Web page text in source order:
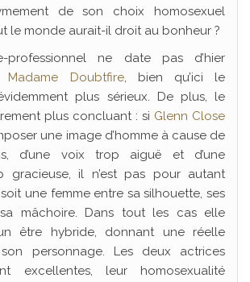
de son choix homosexuel
le monde aurait-il droit au bonheur ?
professionnel ne date pas d’hier
Madame Doubtfire, bien qu’ici le
plus sérieux. De plus, le
plus concluant : si Glenn Close
une image d’homme à cause de
d’une voix trop aiguë et d’une
gracieuse, il n’est pas pour autant
une femme entre sa silhouette, ses
mâchoire. Dans tout les cas elle
être hybride, donnant une réelle
personnage. Les deux actrices
excellentes, leur homosexualité